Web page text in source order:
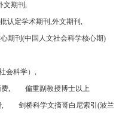
文期刊,
认定学术期刊,外文期刊,
期刊(中国人文社会科学核心期)
会科学）,
,
偏重副教授博士以上
剑桥科学文摘哥白尼索引(波兰